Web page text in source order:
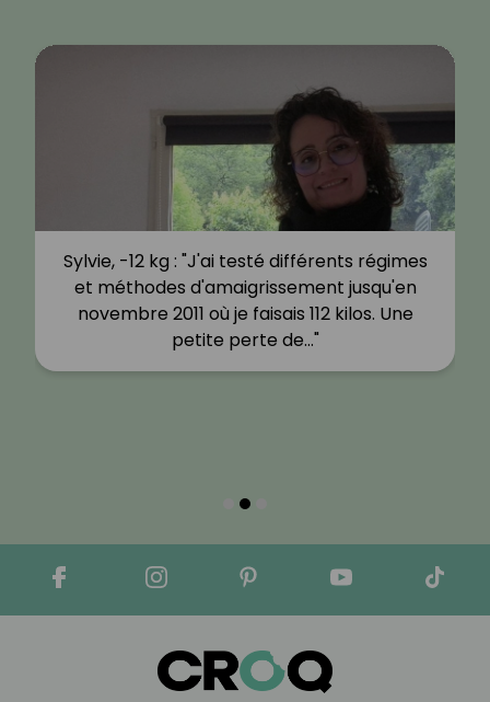
Sylvie, -12 kg : "J'ai testé différents régimes
et méthodes d'amaigrissement jusqu'en
novembre 2011 où je faisais 112 kilos. Une
petite perte de…"